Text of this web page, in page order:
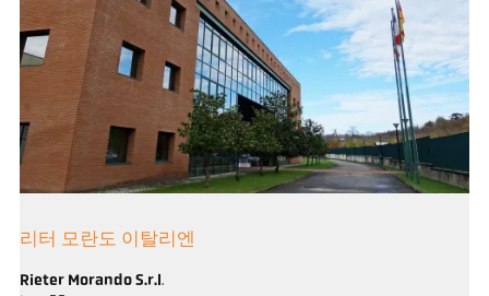
리터 모란도 이탈리엔
Rieter Morando S.r.l .